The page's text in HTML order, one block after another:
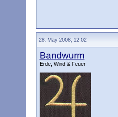
28. May 2008, 12:02
Bandwurm
Erde, Wind & Feuer